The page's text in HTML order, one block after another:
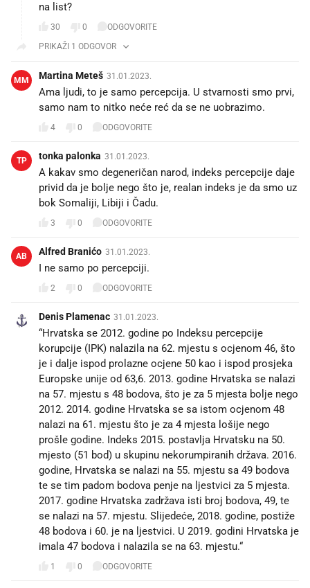
na list?
30 0
ODGOVORITE
PRIKAŽI 1 ODGOVOR
MM Martina Meteš 31.01.2023.
Ama ljudi, to je samo percepcija. U stvarnosti smo prvi,
samo nam to nitko neće reć da se ne uobrazimo.
4 0 ODGOVORITE
TP tonka palonka 31.01.2023.
A kakav smo degeneričan narod, indeks percepcije daje
privid da je bolje nego što je, realan indeks je da smo uz
bok Somaliji, Libiji i Čadu.
3 0 ODGOVORITE
AB Alfred Branićo 31.01.2023.
I ne samo po percepciji.
2 0 ODGOVORITE
Denis Plamenac 31.01.2023.
“Hrvatska se 2012. godine po Indeksu percepcije
korupcije (IPK) nalazila na 62. mjestu s ocjenom 46, što
je i dalje ispod prolazne ocjene 50 kao i ispod prosjeka
Europske unije od 63,6. 2013. godine Hrvatska se nalazi
na 57. mjestu s 48 bodova, što je za 5 mjesta bolje nego
2012. 2014. godine Hrvatska se sa istom ocjenom 48
nalazi na 61. mjestu što je za 4 mjesta lošije nego
prošle godine. Indeks 2015. postavlja Hrvatsku na 50.
mjesto (51 bod) u skupinu nekorumpiranih država. 2016.
godine, Hrvatska se nalazi na 55. mjestu sa 49 bodova
te se tim padom bodova penje na ljestvici za 5 mjesta.
2017. godine Hrvatska zadržava isti broj bodova, 49, te
se nalazi na 57. mjestu. Slijedeće, 2018. godine, postiže
48 bodova i 60. je na ljestvici. U 2019. godini Hrvatska je
imala 47 bodova i nalazila se na 63. mjestu.“
1 0 ODGOVORITE